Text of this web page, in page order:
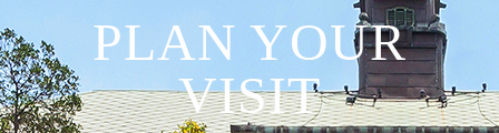
PLAN YOUR
VISIT